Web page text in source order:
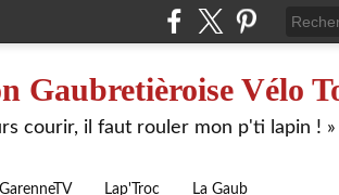
Gaubretièroise Vélo
courir, il faut rouler mon p'ti lapin ! »
GarenneTV Lap'Troc La Gaub